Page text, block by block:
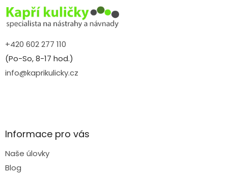
+420 602 277 110
(Po-So, 8-17 hod.)
info@kaprikulicky.cz
Informace pro vás
Naše úlovky
Blog